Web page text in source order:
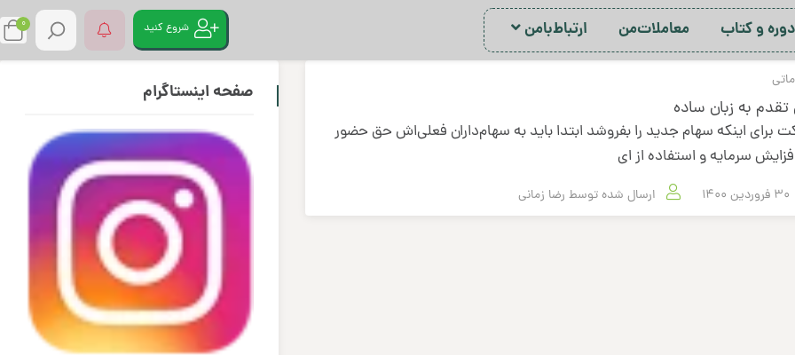
دور‌ه‌ و کتاب معاملات‌من ارتباط‌با‌من شروع کنید 0
به زبان ساده
برای اینکه سهام جدید را بفروشد ابتدا باید به سهام‌داران فعلی‌اش حق حضور
سرمایه و استفاده از ای
ارسال شده توسط رضا زمانی
صفحه اینستاگرام